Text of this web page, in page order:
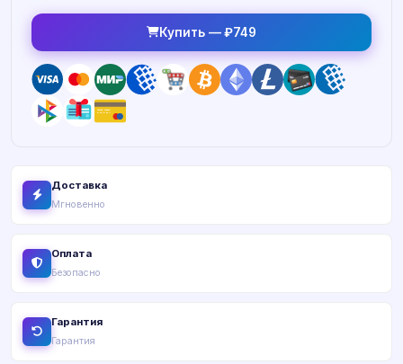
Купить — ₽749
Доставка
Мгновенно
Оплата
Безопасно
Гарантия
Гарантия